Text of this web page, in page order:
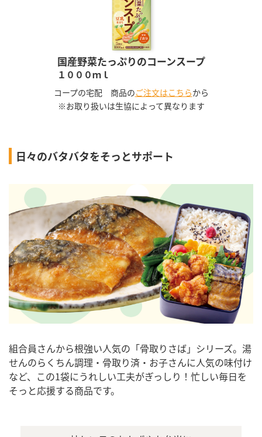
国産野菜たっぷりのコーンスープ
１０００ｍｌ
コープの宅配 商品のご注文はこちらから
※お取り扱いは生協によって異なります
日々のバタバタをそっとサポート
組合員さんから根強い人気の「骨取りさば」シリーズ。湯
せんのらくちん調理・骨取り済・お子さんに人気の味付け
など、この1袋にうれしい工夫がぎっしり！忙しい毎日を
そっと応援する商品です。